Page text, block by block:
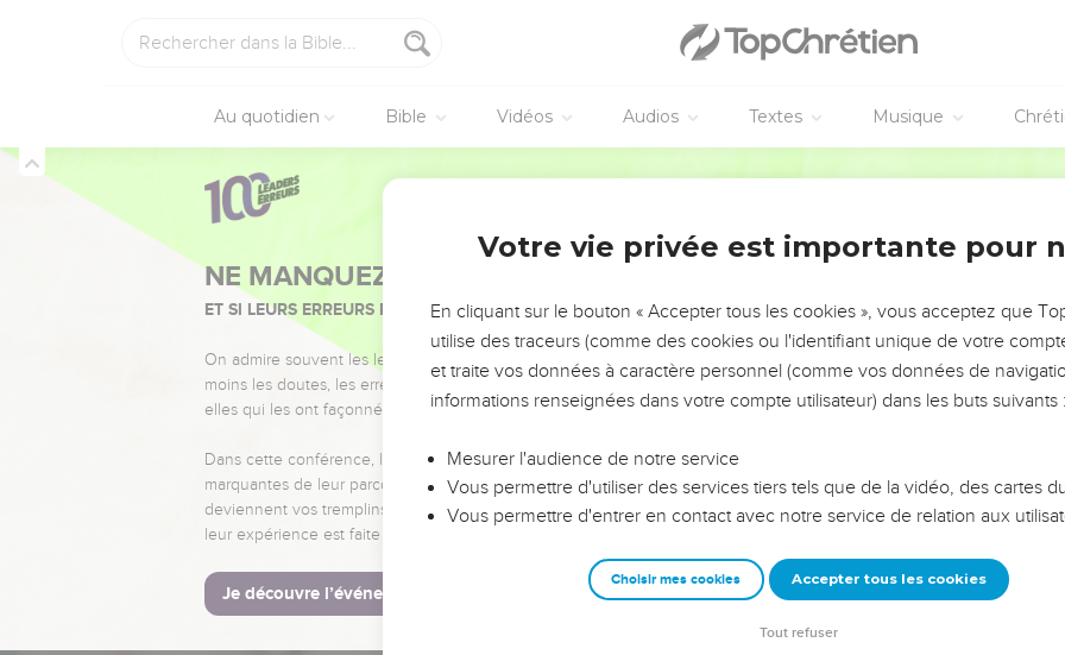
Au quotidien Bible Vidéos Audios Textes Musique
NE MANQUEZ PAS L’ÉVÉNEMENT DE L’ANNÉE !
ET SI LEURS ERREURS POUVAIENT VOUS ÉVITER LES VOTRES ?
On admire souvent les leaders pour leurs réussites, leur impact, leur foi ou leur vision. Mais on voit
moins les doutes, les erreurs et les saisons difficiles qu'ils ont traversés, alors même que ce sont
elles qui les ont façonnés.
Dans cette conférence, leaders, entrepreneurs, et responsables reviennent sur les erreurs
marquantes de leur parcours et les clés pour avancer avec plus de sagesse afin que leurs erreurs
deviennent vos tremplins. Que vous guidiez un ministère, une équipe, un groupe ou une famille,
leur expérience est faite pour vous.
Je découvre l’événement
Votre vie privée est importante pour
En cliquant sur le bouton « Accepter tous les cookies », vous acceptez que
utilise des traceurs (comme des cookies ou l'identifiant unique de votre
et traite vos données à caractère personnel (comme vos données de
informations renseignées dans votre compte utilisateur) dans les buts suivants :
Mesurer l'audience de notre service
Vous permettre d'utiliser des services tiers tels que de la vidéo, des cartes
Vous permettre d'entrer en contact avec notre service de relation aux
Choisir mes cookies Accepter tous les cookies
Tout refuser